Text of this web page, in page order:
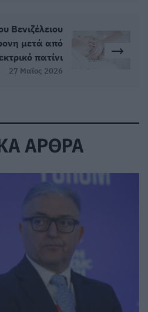
Βενιζέλειου
μετά από
πατίνι
27 Μαϊος 2026
ΑΡΘΡΑ